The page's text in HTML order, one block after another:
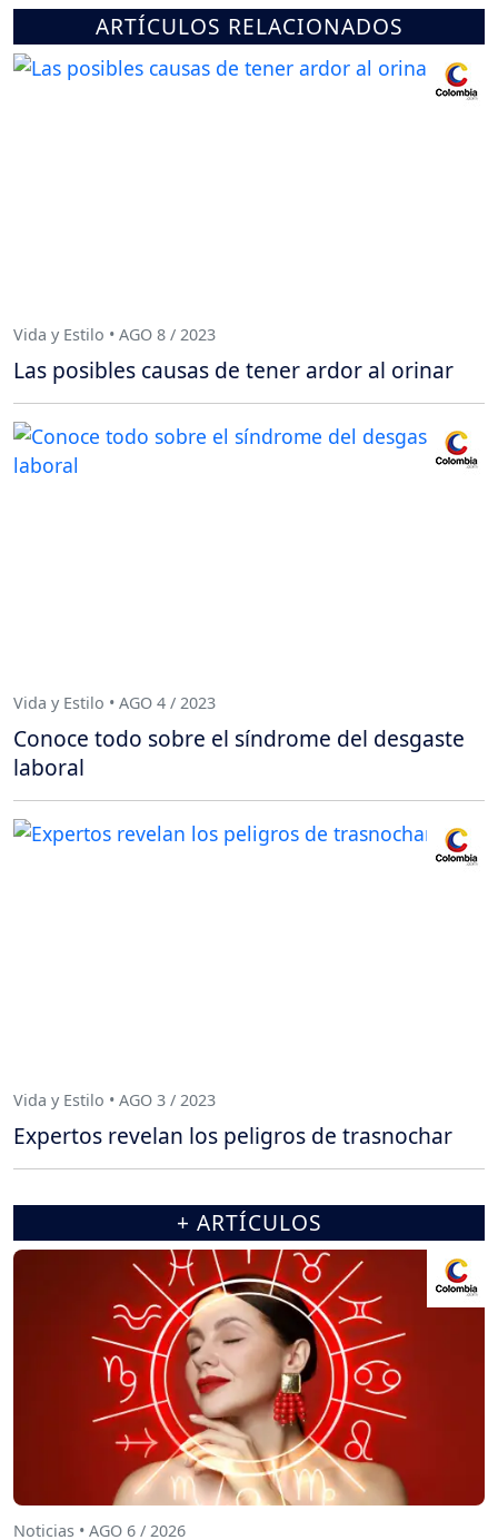
ARTÍCULOS RELACIONADOS
Vida y Estilo • AGO 8 / 2023
Las posibles causas de tener ardor al orinar
Vida y Estilo • AGO 4 / 2023
Conoce todo sobre el síndrome del desgaste
laboral
Vida y Estilo • AGO 3 / 2023
Expertos revelan los peligros de trasnochar
+ ARTÍCULOS
Noticias • AGO 6 / 2026